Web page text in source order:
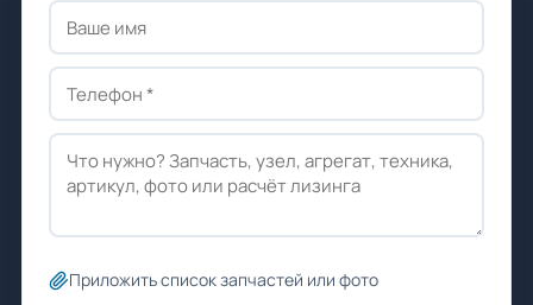
Приложить список запчастей или фото